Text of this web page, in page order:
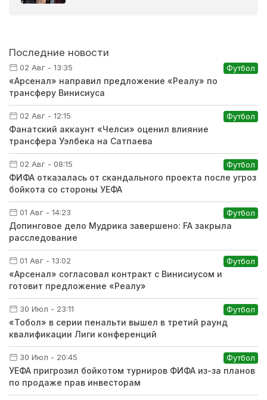
Последние новости
02 Авг - 13:35 Футбол
«Арсенал» направил предложение «Реалу» по
трансферу Винисиуса
02 Авг - 12:15 Футбол
Фанатский аккаунт «Челси» оценил влияние
трансфера Уэлбека на Сатпаева
02 Авг - 08:15 Футбол
ФИФА отказалась от скандального проекта после угроз
бойкота со стороны УЕФА
01 Авг - 14:23 Футбол
Допинговое дело Мудрика завершено: FA закрыла
расследование
01 Авг - 13:02 Футбол
«Арсенал» согласовал контракт с Винисиусом и
готовит предложение «Реалу»
30 Июл - 23:11 Футбол
«Тобол» в серии пенальти вышел в третий раунд
квалификации Лиги конференций
30 Июл - 20:45 Футбол
УЕФА пригрозил бойкотом турниров ФИФА из-за планов
по продаже прав инвесторам